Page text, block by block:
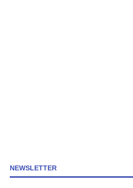
NEWSLETTER